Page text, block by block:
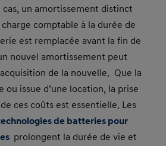
cas, un amortissement distinct
comptable à la durée de
est remplacée avant la fin de
nouvel amortissement peut
de la nouvelle. Que la
issue d’une location, la prise
ces coûts est essentielle. Les
de batteries pour
prolongent la durée de vie et